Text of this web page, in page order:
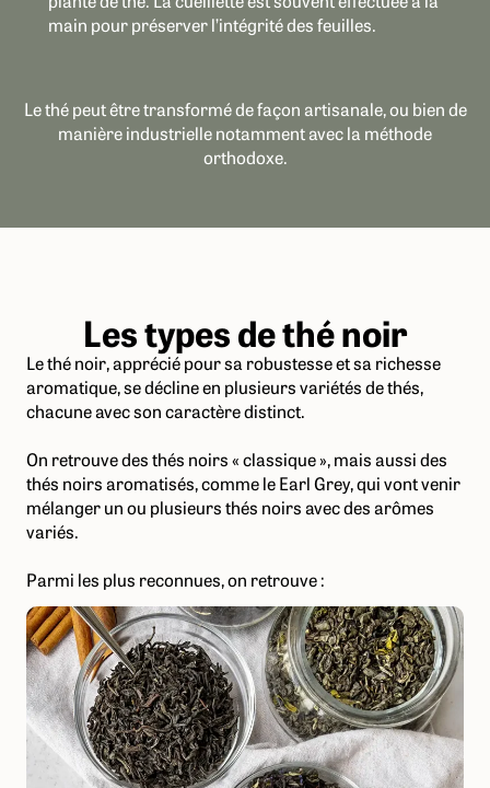
main pour préserver l’intégrité des feuilles.
Le thé peut être transformé de façon artisanale, ou bien de
manière industrielle notamment avec la méthode
orthodoxe.
Les types de thé noir
Le thé noir, apprécié pour sa robustesse et sa richesse
aromatique, se décline en plusieurs variétés de thés,
chacune avec son caractère distinct.
On retrouve des thés noirs « classique », mais aussi des
thés noirs aromatisés, comme le Earl Grey, qui vont venir
mélanger un ou plusieurs thés noirs avec des arômes
variés.
Parmi les plus reconnues, on retrouve :